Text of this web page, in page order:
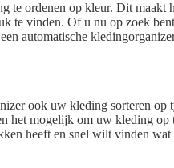
te ordenen op kleur. Dit maakt
te vinden. Of u nu op zoek
automatische
ook uw kleding sorteren
het mogelijk om uw kleding op
heeft en snel wilt vinden